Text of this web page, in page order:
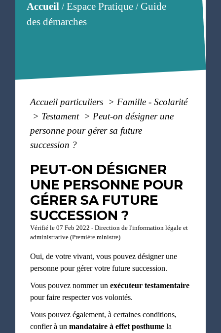
Accueil/Espace Pratique/Guide
des démarches
Accueil particuliers > Famille - Scolarité
> Testament > Peut-on désigner une
personne pour gérer sa future
succession ?
PEUT-ON DÉSIGNER
UNE PERSONNE POUR
GÉRER SA FUTURE
SUCCESSION ?
Vérifié le 07 Feb 2022 - Direction de l'information légale et
administrative (Première ministre)
Oui, de votre vivant, vous pouvez désigner une
personne pour gérer votre future succession.
Vous pouvez nommer unexécuteur testamentaire
pour faire respecter vos volontés.
Vous pouvez également, à certaines conditions,
confier à unmandataire à effet posthume la